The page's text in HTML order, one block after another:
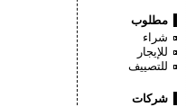
مطلوب
شراء
للإيجار
للتصييف
شركات